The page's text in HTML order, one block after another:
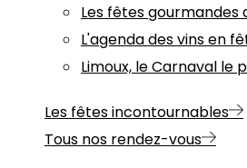
Les fêtes gourmandes
L'agenda des vins en
Limoux, le Carnaval le
Les fêtes incontournables
Tous nos rendez-vous